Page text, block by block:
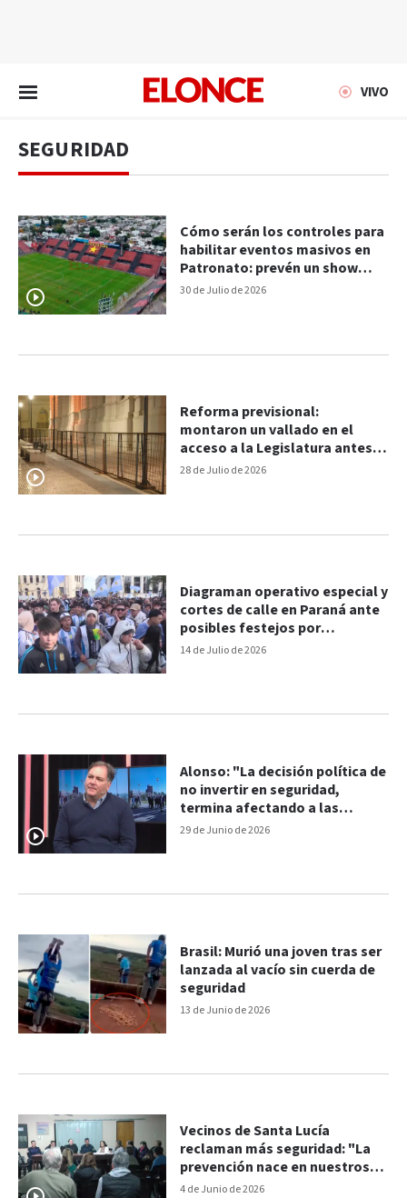
VIVO
SEGURIDAD
30 de Julio de 2026
Cómo serán los controles para
habilitar eventos masivos en
Patronato: prevén un show
antes de fin de año
28 de Julio de 2026
Reforma previsional:
montaron un vallado en el
acceso a la Legislatura antes
del debate en Diputados
14 de Julio de 2026
Diagraman operativo especial y
cortes de calle en Paraná ante
posibles festejos por
Argentina
29 de Junio de 2026
Alonso: "La decisión política de
no invertir en seguridad,
termina afectando a las
provincias"
13 de Junio de 2026
Brasil: Murió una joven tras ser
lanzada al vacío sin cuerda de
seguridad
4 de Junio de 2026
Vecinos de Santa Lucía
reclaman más seguridad: "La
prevención nace en nuestros
hogares", dijo comisario